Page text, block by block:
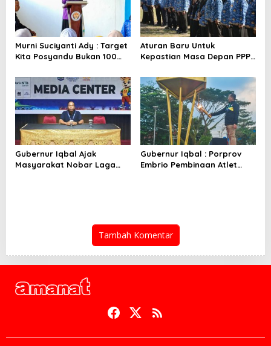
Murni Suciyanti Ady : Target
Kita Posyandu Bukan 100
Persen Berfungsi
Aturan Baru Untuk
Kepastian Masa Depan PPPK
Gubernur Iqbal Ajak
Masyarakat Nobar Laga
Gubernur Iqbal : Porprov
Embrio Pembinaan Atlet
Tambah Komentar